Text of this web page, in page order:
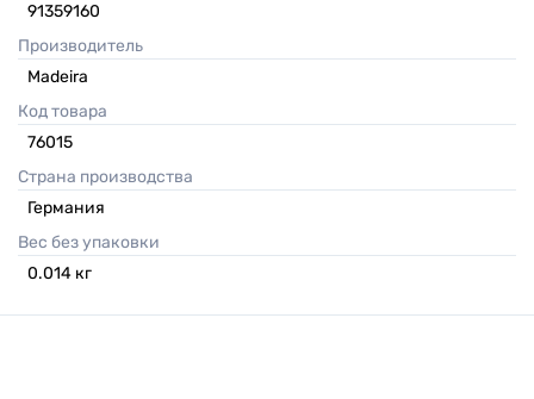
91359160
Производитель
Madeira
Код товара
76015
Страна производства
Германия
Вес без упаковки
0.014 кг